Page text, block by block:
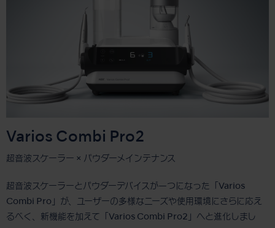
Varios Combi Pro2
超音波スケーラー × パウダーメインテナンス
超音波スケーラーとパウダーデバイスが一つになった「Varios
Combi Pro」が、ユーザーの多様なニーズや使用環境にさらに応え
るべく、新機能を加えて「Varios Combi Pro2」へと進化しまし